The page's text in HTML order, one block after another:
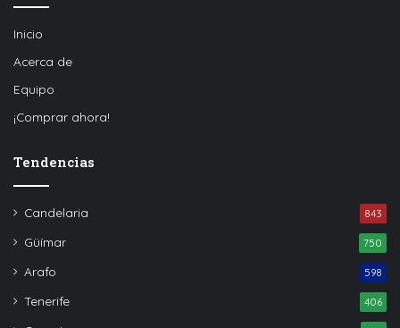
Inicio
Acerca de
Equipo
¡Comprar ahora!
Tendencias
Candelaria 843
Güímar 750
Arafo 598
Tenerife 406